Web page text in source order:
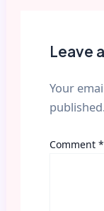
Leave
Your
published.
Comment *